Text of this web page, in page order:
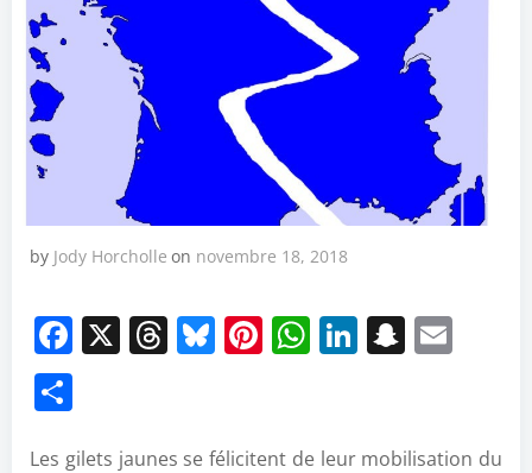
by Jody Horcholle on novembre 18, 2018
Facebook
X Threads
Bluesky
Pinterest
WhatsApp
LinkedIn
Les gilets jaunes se félicitent de leur mobilisation du